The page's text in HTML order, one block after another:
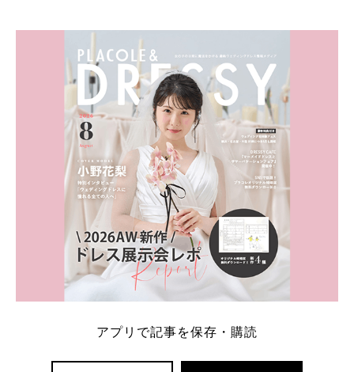
内容：特典金額・条件・応募方法・注意点 「どこが
一番お得？」「プラコレの特典は？」といった疑問も
解決します。 まずは診断で候補を絞れる「ウェディ
ング診断」か、体験型 […]
続きを読む
アプリで記事を保存・購読